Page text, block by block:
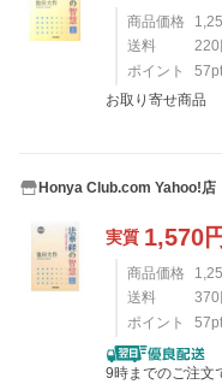
商品価格
送料
220
ポイント
57pt
お取り寄せ商品
Honya Club.com Yahoo!店
実質 1,570
商品価格
送料
370
ポイント
57pt
9時までのご注文